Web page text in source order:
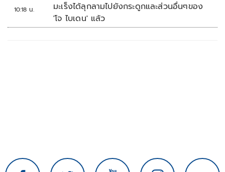
10:18 น.
มะเร็งได้ลุกลามไปยังกระดูกและส่วนอื่นๆของ
'โจ ไบเดน' แล้ว